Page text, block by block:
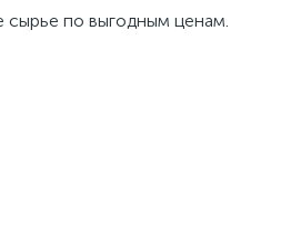
сырье по выгодным ценам.